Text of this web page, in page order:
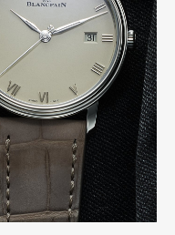
Gourmet Cars
Magazine
About